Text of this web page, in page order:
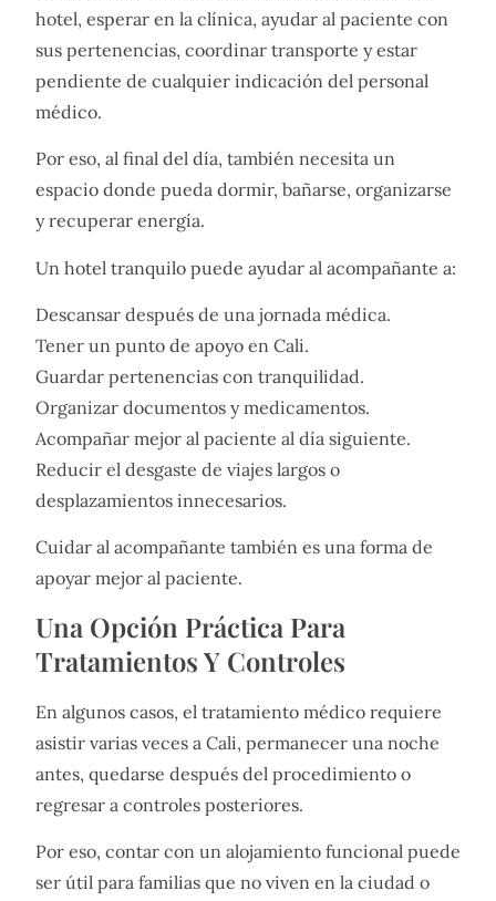
hotel, esperar en la clínica, ayudar al paciente con
sus pertenencias, coordinar transporte y estar
pendiente de cualquier indicación del personal
médico.
Por eso, al final del día, también necesita un
espacio donde pueda dormir, bañarse, organizarse
y recuperar energía.
Un hotel tranquilo puede ayudar al acompañante a:
Descansar después de una jornada médica.
Tener un punto de apoyo en Cali.
Guardar pertenencias con tranquilidad.
Organizar documentos y medicamentos.
Acompañar mejor al paciente al día siguiente.
Reducir el desgaste de viajes largos o
desplazamientos innecesarios.
Cuidar al acompañante también es una forma de
apoyar mejor al paciente.
Una Opción Práctica Para
Tratamientos Y Controles
En algunos casos, el tratamiento médico requiere
asistir varias veces a Cali, permanecer una noche
antes, quedarse después del procedimiento o
regresar a controles posteriores.
Por eso, contar con un alojamiento funcional puede
ser útil para familias que no viven en la ciudad o